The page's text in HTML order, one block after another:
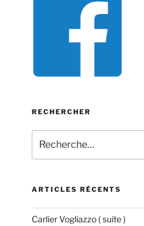
RECHERCHER
pour
:
ARTICLES RÉCENTS
Carlier Vogliazzo ( suite )